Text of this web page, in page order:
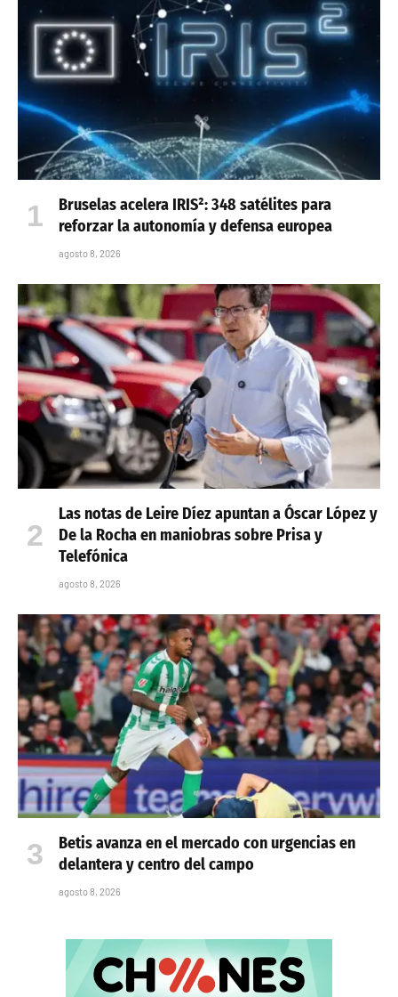
Bruselas acelera IRIS²: 348 satélites para
reforzar la autonomía y defensa europea
agosto 8, 2026
Las notas de Leire Díez apuntan a Óscar López y
De la Rocha en maniobras sobre Prisa y
Telefónica
agosto 8, 2026
Betis avanza en el mercado con urgencias en
delantera y centro del campo
agosto 8, 2026